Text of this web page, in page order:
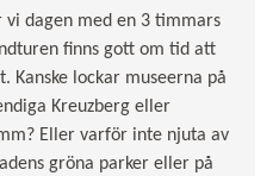
dagen med en 3 timmars
finns gott om tid att
Kanske lockar museerna på
Kreuzberg eller
Eller varför inte njuta av
gröna parker eller på